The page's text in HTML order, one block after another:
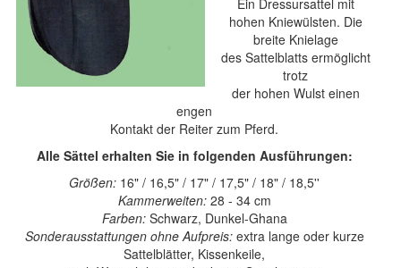
Ein Dressursattel mit
hohen Kniewülsten. Die
breite Knielage
des Sattelblatts ermöglicht
trotz
der hohen Wulst einen
engen
Kontakt der Reiter zum Pferd.
Alle Sättel erhalten Sie in folgenden Ausführungen:
Größen: 16" / 16,5" / 17" / 17,5" / 18" / 18,5''
Kammerweiten: 28 - 34 cm
Farben: Schwarz, Dunkel-Ghana
Sonderausstattungen ohne Aufpreis:extra lange oder kurze
Sattelblätter, Kissenkeile,